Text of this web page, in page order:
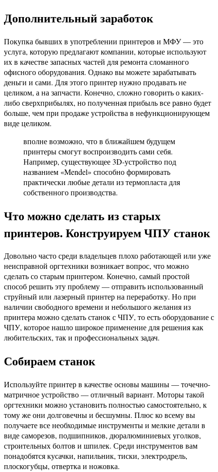
Дополнительный заработок
Покупка бывших в употреблении принтеров и МФУ — это
услуга, которую предлагают компании, которые используют
их в качестве запасных частей для ремонта сломанного
офисного оборудования. Однако вы можете зарабатывать
деньги и сами. Для этого принтер нужно продавать не
целиком, а на запчасти. Конечно, сложно говорить о каких-
либо сверхприбылях, но полученная прибыль все равно будет
больше, чем при продаже устройства в нефункционирующем
виде целиком.
вполне возможно, что в ближайшем будущем
принтеры смогут воспроизводить сами себя.
Например, существующее 3D-устройство под
названием «Mendel» способно формировать
практически любые детали из термопласта для
собственного производства.
Что можно сделать из старых
принтеров. Конструируем ЧПУ станок
Довольно часто среди владельцев плохо работающей или уже
неисправной оргтехники возникает вопрос, что можно
сделать со старым принтером. Конечно, самый простой
способ решить эту проблему — отправить использованный
струйный или лазерный принтер на переработку. Но при
наличии свободного времени и небольшого желания из
принтера можно сделать станок с ЧПУ, то есть оборудование с
ЧПУ, которое нашло широкое применение для решения как
любительских, так и профессиональных задач.
Собираем станок
Используйте принтер в качестве основы машины — точечно-
матричное устройство — отличный вариант. Моторы такой
оргтехники можно установить полностью самостоятельно, к
тому же они долговечны и бесшумны. Плюс ко всему вы
получаете все необходимые инструменты и мелкие детали в
виде саморезов, подшипников, дюралюминиевых уголков,
строительных болтов и шпилек. Среди инструментов вам
понадобятся кусачки, напильник, тиски, электродрель,
плоскогубцы, отвертка и ножовка.